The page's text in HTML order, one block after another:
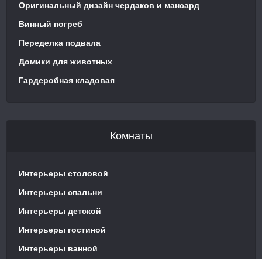
Оригинальный дизайн чердаков и мансард
Винный погреб
Переделка подвала
Домики для животных
Гардеробная кладовая
Комнаты
Интерьеры столовой
Интерьеры спальни
Интерьеры детской
Интерьеры гостиной
Интерьеры ванной